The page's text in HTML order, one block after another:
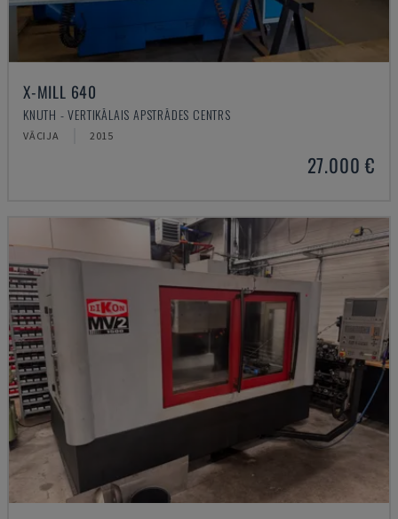
X-MILL 640
KNUTH - VERTIKĀLAIS APSTRĀDES CENTRS
VĀCIJA 2015
27.000 €